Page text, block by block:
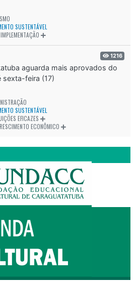
SUSTENTÁVEL
1216
aguarda mais aprovados do
feira (17)
SUSTENTÁVEL
EFICAZES
ECONÔMICO